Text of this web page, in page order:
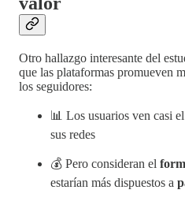
Otro hallazgo interesante del
que las plataformas promueven
los seguidores:
📊 Los usuarios ven casi el
sus redes
💰 Pero consideran el
estarían más dispuestos a